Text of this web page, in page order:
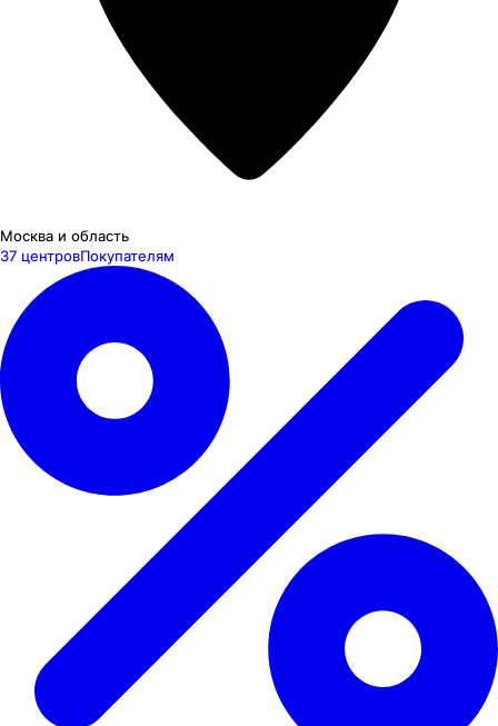
Москва и область
37 центровПокупателям